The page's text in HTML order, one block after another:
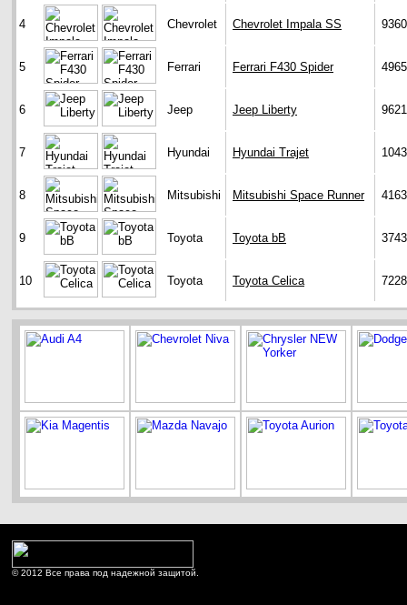
4 Chevrolet Chevrolet Impala SS
5 Ferrari Ferrari F430 Spider
6 Jeep Jeep Liberty
7 Hyundai Hyundai Trajet
8 Mitsubishi Mitsubishi Space Runner
9 Toyota Toyota bB
10 Toyota Toyota Celica
© 2012 Все права под надежной защитой.